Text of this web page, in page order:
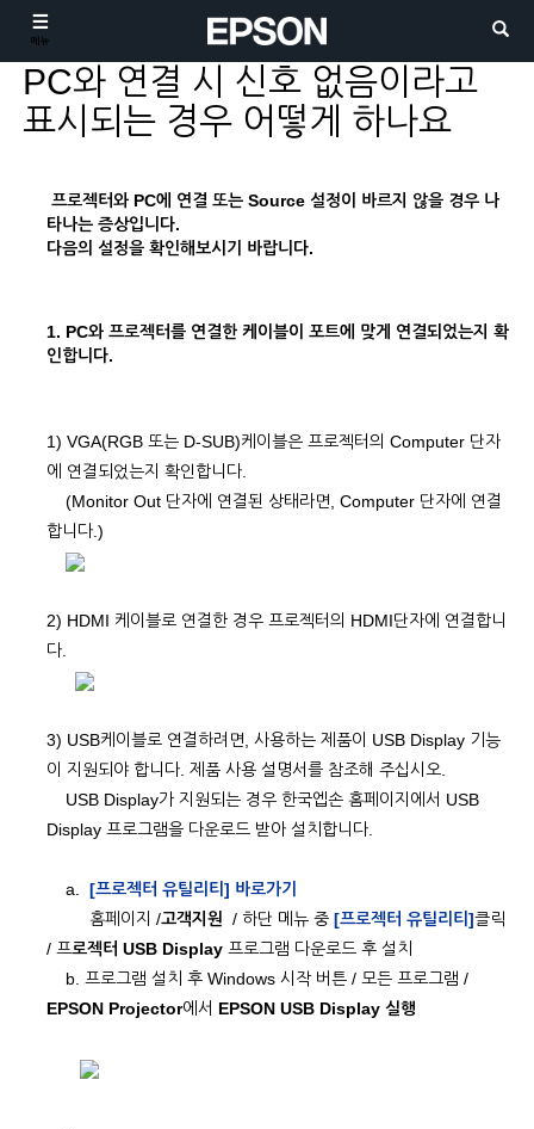
메뉴
PC와 연결 시 신호 없음이라고
표시되는 경우 어떻게 하나요
프로젝터와 PC에 연결 또는 Source 설정이 바르지 않을 경우 나
타나는 증상입니다.
다음의 설정을 확인해보시기 바랍니다.
1. PC와 프로젝터를 연결한 케이블이 포트에 맞게 연결되었는지 확
인합니다.
1) VGA(RGB 또는 D-SUB)케이블은 프로젝터의 Computer 단자
에 연결되었는지 확인합니다.
(Monitor Out 단자에 연결된 상태라면, Computer 단자에 연결
합니다.)
2) HDMI 케이블로 연결한 경우 프로젝터의 HDMI단자에 연결합니
다.
3) USB케이블로 연결하려면, 사용하는 제품이 USB Display 기능
이 지원되야 합니다. 제품 사용 설명서를 참조해 주십시오.
USB Display가 지원되는 경우 한국엡손 홈페이지에서 USB
Display 프로그램을 다운로드 받아 설치합니다.
a. [프로젝터 유틸리티] 바로가기
홈페이지 /고객지원 / 하단 메뉴 중 [프로젝터 유틸리티]클릭
/ 프로젝터 USB Display 프로그램 다운로드 후 설치
b. 프로그램 설치 후 Windows 시작 버튼 / 모든 프로그램 /
EPSON Projector에서 EPSON USB Display 실행